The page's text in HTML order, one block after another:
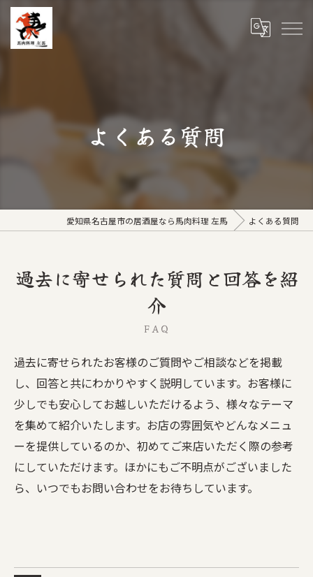
よくある質問
愛知県名古屋市の居酒屋なら馬肉料理 左馬 よくある質問
過去に寄せられた質問と回答を紹
介
FAQ
過去に寄せられたお客様のご質問やご相談などを掲載
し、回答と共にわかりやすく説明しています。お客様に
少しでも安心してお越しいただけるよう、様々なテーマ
を集めて紹介いたします。お店の雰囲気やどんなメニュ
ーを提供しているのか、初めてご来店いただく際の参考
にしていただけます。ほかにもご不明点がございました
ら、いつでもお問い合わせをお待ちしています。